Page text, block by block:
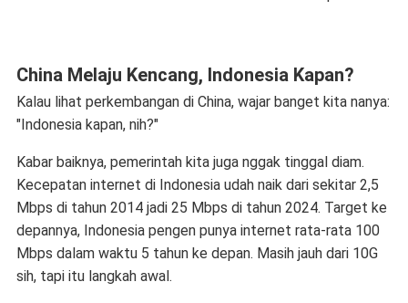
China Melaju Kencang, Indonesia Kapan?
Kalau lihat perkembangan di China, wajar banget kita nanya:
"Indonesia kapan, nih?"
Kabar baiknya, pemerintah kita juga nggak tinggal diam.
Kecepatan internet di Indonesia udah naik dari sekitar 2,5
Mbps di tahun 2014 jadi 25 Mbps di tahun 2024. Target ke
depannya, Indonesia pengen punya internet rata-rata 100
Mbps dalam waktu 5 tahun ke depan. Masih jauh dari 10G
sih, tapi itu langkah awal.